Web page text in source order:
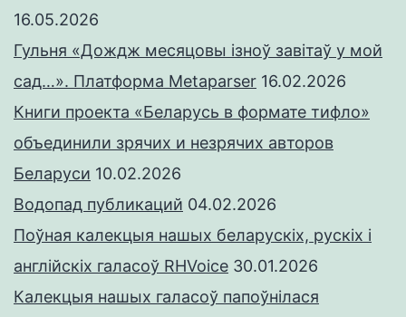
16.05.2026
Гульня «Дождж месяцовы ізноў завітаў у мой
сад…». Платформа Metaparser 16.02.2026
Книги проекта «Беларусь в формате тифло»
объединили зрячих и незрячих авторов
Беларуси 10.02.2026
Водопад публикаций 04.02.2026
Поўная калекцыя нашых беларускіх, рускіх і
англійскіх галасоў RHVoice 30.01.2026
Калекцыя нашых галасоў папоўнілася